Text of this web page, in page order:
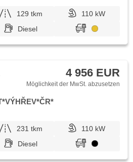
129 tkm
110 kW
Diesel
4 956 EUR
Möglichkeit der MwSt. abzusetzen
231 tkm
110 kW
Diesel